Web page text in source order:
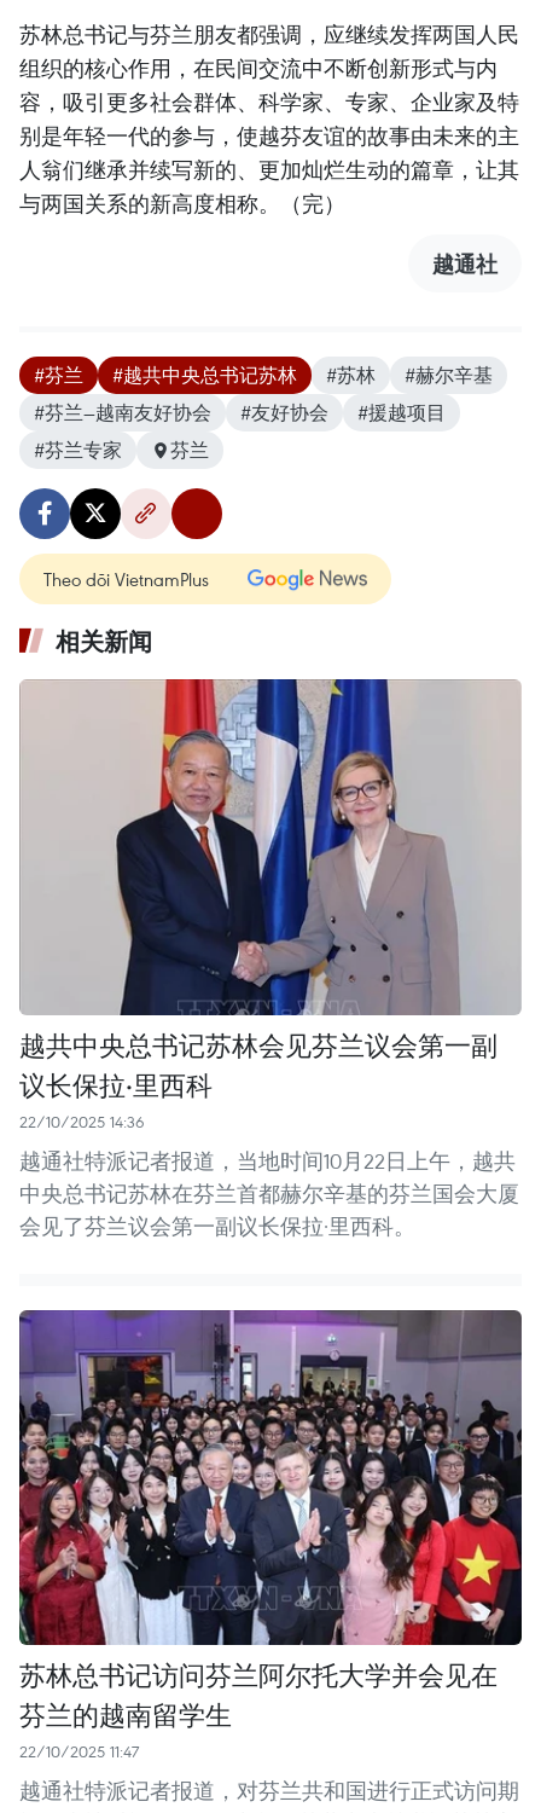
苏林总书记与芬兰朋友都强调，应继续发挥两国人民
组织的核心作用，在民间交流中不断创新形式与内
容，吸引更多社会群体、科学家、专家、企业家及特
别是年轻一代的参与，使越芬友谊的故事由未来的主
人翁们继承并续写新的、更加灿烂生动的篇章，让其
与两国关系的新高度相称。（完）
越通社
#芬兰 #越共中央总书记苏林 #苏林
#赫尔辛基
#芬兰—越南友好协会
#友好协会
#援越项目
#芬兰专家
芬兰
Theo dõi VietnamPlus
相关新闻
越共中央总书记苏林会见芬兰议会第一副
议长保拉·里西科
22/10/2025 14:36
越通社特派记者报道，当地时间10月22日上午，越共
中央总书记苏林在芬兰首都赫尔辛基的芬兰国会大厦
会见了芬兰议会第一副议长保拉·里西科。
苏林总书记访问芬兰阿尔托大学并会见在
芬兰的越南留学生
22/10/2025 11:47
越通社特派记者报道，对芬兰共和国进行正式访问期